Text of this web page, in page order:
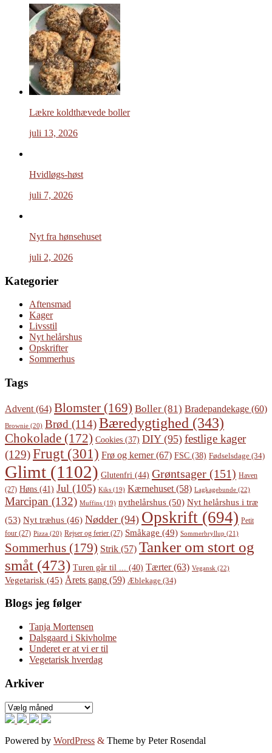
Lækre koldthævede boller
juli 13, 2026
Hvidløgs-høst
juli 7, 2026
Nyt fra hønsehuset
juli 2, 2026
Kategorier
Aftensmad
Kager
Livsstil
Nyt helårshus
Opskrifter
Sommerhus
Tags
Advent (64) Blomster (169) Boller (81) Bradepandekage (60)
Brownie (20) Brød (114)Bæredygtighed (343)
Chokolade (172) Cookies (37) DIY(95) festlige kager
(129)Frugt (301) Frø og kerner(67) FSC (38) Fødselsdage (34)
Glimt (1102) Glutenfri (44) Grøntsager (151) Haven
(27) Høns (41) Jul (105) Kiks (19) Kærnehuset (58) Lagkagebunde (22)
Marcipan (132) Muffins (19) nythelårshus (50) Nyt helårshus i træ
(53) Nyt træhus (46) Nødder (94) Opskrift (694) Petit
four (27) Pizza (20) Rejser og ferier (27) Småkage (49) Sommerbryllup (21)
Sommerhus (179) Strik (57) Tanker om stort og
småt (473) Turen går til ... (40) Tærter(63) Vegansk (22)
Vegetarisk (45) Årets gang (59) Æblekage (34)
Blogs jeg følger
Tanja Mortensen
Dalsgaard i Skivholme
Underet er at vi er til
Vegetarisk hverdag
Arkiver
Arkiver
Powered by WordPress & Theme by Peter Rosendal